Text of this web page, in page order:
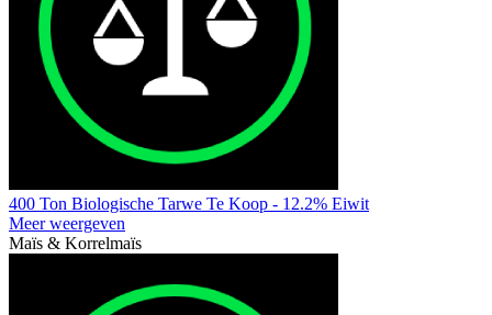
400 Ton Biologische Tarwe Te Koop - 12.2% Eiwit
Meer weergeven
Maïs & Korrelmaïs